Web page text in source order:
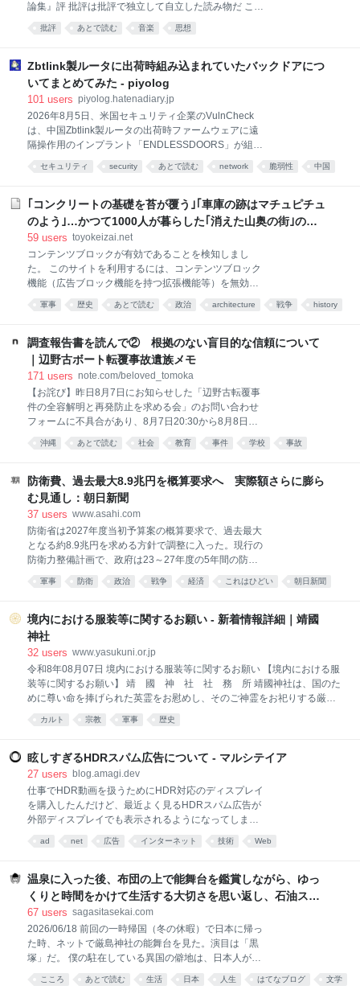
塁＝IGアリーナ八村の弟の阿蓮（神戸）が過去にアフ
リカ系への蔑称とともに「おまえもおまえの兄もバス
論集』評 批評は批評で独立して自立した読み物だ これ
までちゃんと読んだことがなく、「最後の単行本」と
いうキャッチコピーをきっかけに、何か感傷的な気持
に面食らうだろう。一体この人はなぜずっと怒りっぱ
なしなのかと。それはもちろん、自分たち以外すべて
のロック・ジャーナリズムがゴミだったからだ。 日本
出た。2026年6月9日に刊行された『メディアとしての
ロックン・ロール 渋谷陽一評論集』である。雑誌
『ロッキング・オン』『CUT』をはじめ数々の雑誌を
創刊してきた編集者であり、音楽ジャーナリストであ
批評 あとで読む 音楽 思想
Zbtlink製ルータに出荷時組み込まれていたバックドアにつ
いてまとめてみた - piyolog
101 users piyolog.hatenadiary.jp
2026年8月5日、米国セキュリティ企業のVulnCheck
は、中国Zbtlink製ルータの出荷時ファームウェアに遠
隔操作用のインプラント「ENDLESSDOORS」が組み
込まれていたとする調査結果を公開しました。対象の
実装は外部から侵害を受けて仕込まれたものではな
れていたとされています。Zbtlinkはこの指摘に対し独
自の説明を示しており、VulnCheckの観測と正面から
対立しています。ここでは関連する情報をまとめま
Shenzhen Zhibotong Electronicsのブランドで、ルー
タを製造し世界各地への販売向けにホワイトレーベル
供給している中国のメーカーである。対象機種には、
SIMカードを2枚搭載する5G対応のCPEも含まれる。
セキュリティ security あとで読む network 脆弱性 中国
｢コンクリートの基礎を苔が覆う｣｢車庫の跡はマチュピチュ
のよう｣…かつて1000人が暮らした｢消えた山奥の街｣の物
語
59 users toyokeizai.net
コンテンツブロックが有効であることを検知しまし
た。 このサイトを利用するには、コンテンツブロック
機能（広告ブロック機能を持つ拡張機能等）を無効に
してページを再読み込みしてください。 なお、
Microsoft Edgeをご利用のお客様はプライバシー設定
する」の設定を「バランス（推奨）」にしてご利用を
お願いいたします。詳細は下記のFAQページをご参照
ください。
https://help.toyokeizai.net/hc/ja/articles/33846290888
345 ✕
軍事 歴史 あとで読む 政治 architecture 戦争 history
調査報告書を読んで② 根拠のない盲目的な信頼について
｜辺野古ボート転覆事故遺族メモ
171 users note.com/beloved_tomoka
【お詫び】昨日8月7日にお知らせした「辺野古転覆事
件の全容解明と再発防止を求める会」のお問い合わせ
フォームに不具合があり、8月7日20:30から8月8日
11:30までの間にいただいたお問い合わせを、受信で
きていませんでした。現在は復旧しています。 せっか
取ることができていなかったこと、本当に申し訳なく
思っています。該当の時間帯に送ってくださった方
は、重ねてのお手数をおかけしてしまいますが、もう
ます。 学校法人同志社の特別調査委員会による調査報
告書について、私が考えたことを3回に分けて書いて
います。 2回目は、この報告書が、最後まで解けなか
った問いについてです。 1回目記事：
沖縄 あとで読む 社会 教育 事件 学校 事故
防衛費、過去最大8.9兆円を概算要求へ 実際額さらに膨ら
む見通し：朝日新聞
37 users www.asahi.com
防衛省は2027年度当初予算案の概算要求で、過去最大
となる約8.9兆円を求める方針で調整に入った。現行の
防衛力整備計画で、政府は23～27年度の5年間の防衛
費を計43兆円程度とし、27年度は8.9兆…
軍事 防衛 政治 戦争 経済 これはひどい 朝日新聞
境内における服装等に関するお願い - 新着情報詳細｜靖國
神社
32 users www.yasukuni.or.jp
令和8年08月07日 境内における服装等に関するお願い 【境内における服
装等に関するお願い】 靖 國 神 社 社 務 所 靖國神社は、国のた
めに尊い命を捧げられた英霊をお慰めし、そのご神霊をお祀りする厳粛
な神聖なる場所でございます。ご参拝の皆様におかれましては、平穏な
環境のもとで心静かにご参拝いただけますよう、以下の事項につきまし
・境内における軍装(軍服・軍事装具等)の着用の禁止 本方針は「英霊が
お祀りされる神聖な境内における静謐と尊厳を維持すること」を目的と
したものです。日頃より、英霊への深き敬意と真摯な追悼の誠を捧げて
おられる崇敬者の皆様におかれましては、この趣旨をご賢察いただき、
何卒ご理解とご協力を賜りますよう心よりお願い申し上げます。 以 上
カルト 宗教 軍事 歴史
眩しすぎるHDRスパム広告について - マルシテイア
27 users blog.amagi.dev
仕事でHDR動画を扱うためにHDR対応のディスプレイ
を購入したんだけど、最近よく見るHDRスパム広告が
外部ディスプレイでも表示されるようになってしまっ
た。 怪しい広告。"Start Chat"ボタンだけ異常に眩しい
これはHDR画像が通常の画像よりも明るい色を表示で
異常に眩しいショート動画が流れてくるでしょ、あれ
のことです。 スマホのカメラでできるHDR合成とは別
物なので注意。あれは露出を変えながら複数の写真を
SDRかHDRかは関係ない。 このスパム広告の存在に
は以前から気づいていたけど、MacBookのディスプレ
イで日本のサイトを閲覧するときくらいしか遭遇しな
いので、「悪賢いな〜」と思うくらいで気に留めてい
ad net 広告 インターネット 技術 Web
温泉に入った後、布団の上で能舞台を鑑賞しながら、ゆっ
くりと時間をかけて生活する大切さを思い返し、石油スト
ーブの匂いと小学生時代の懐かしい一場面を思い出したこ
と - 失われた世界を探して
67 users sagasitasekai.com
2026/06/18 前回の一時帰国（冬の休暇）で日本に帰っ
た時、ネットで厳島神社の能舞台を見た。演目は「黒
塚」だ。 僕の駐在している異国の僻地は、日本人がほ
とんどおらず、なので日本を感じられるものがほとん
ど存在しないから、日本に帰った時にはついつい、反
こころ あとで読む 生活 日本 人生 はてなブログ 文学